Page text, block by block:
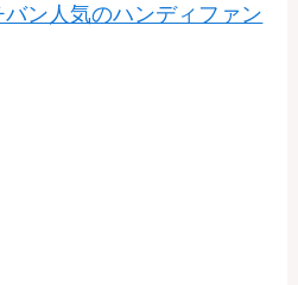
ン人気のハンディファン